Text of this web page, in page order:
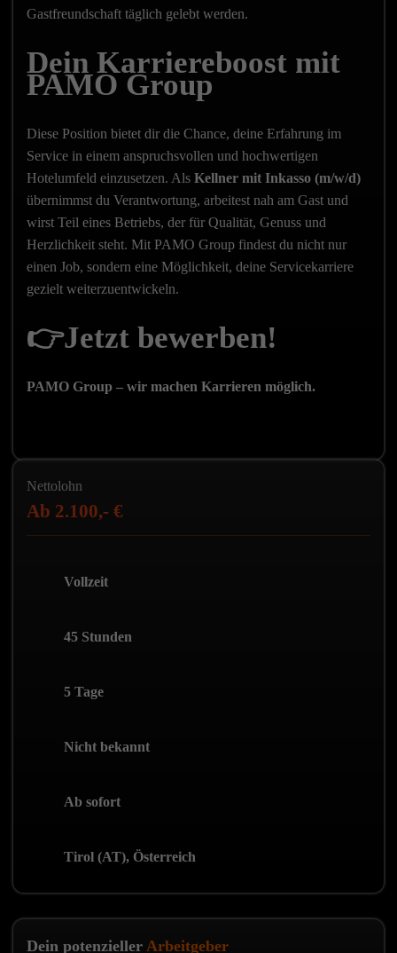
Gastfreundschaft täglich gelebt werden.
Dein Karriereboost mit
PAMO Group
Diese Position bietet dir die Chance, deine Erfahrung im
Service in einem anspruchsvollen und hochwertigen
Hotelumfeld einzusetzen. Als Kellner mit Inkasso (m/w/d)
übernimmst du Verantwortung, arbeitest nah am Gast und
wirst Teil eines Betriebs, der für Qualität, Genuss und
Herzlichkeit steht. Mit PAMO Group findest du nicht nur
einen Job, sondern eine Möglichkeit, deine Servicekarriere
gezielt weiterzuentwickeln.
👉Jetzt bewerben!
PAMO Group – wir machen Karrieren möglich.
Rahmendaten
zur
Stelle
Nettolohn
Ab 2.100,- €
Vollzeit
45 Stunden
5 Tage
Nicht bekannt
Ab sofort
Tirol (AT), Österreich
Dein potenzieller Arbeitgeber